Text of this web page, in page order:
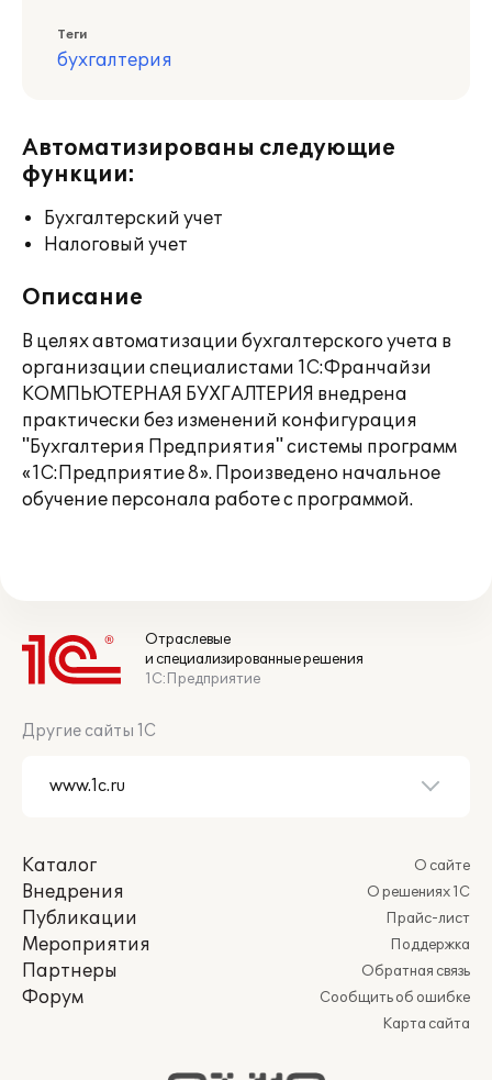
Теги
бухгалтерия
Автоматизированы следующие
функции:
Бухгалтерский учет
Налоговый учет
Описание
В целях автоматизации бухгалтерского учета в
организации специалистами 1С:Франчайзи
КОМПЬЮТЕРНАЯ БУХГАЛТЕРИЯ внедрена
практически без изменений конфигурация
"Бухгалтерия Предприятия" системы программ
«1С:Предприятие 8». Произведено начальное
обучение персонала работе с программой.
Отраслевые
и специализированные решения
1С:Предприятие
Другие сайты 1С
Каталог
Внедрения
Публикации
Мероприятия
Партнеры
Форум
О сайте
О решениях 1С
Прайс-лист
Поддержка
Обратная связь
Сообщить об ошибке
Карта сайта